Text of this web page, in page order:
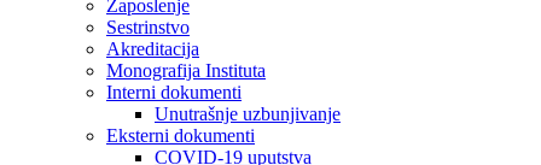
Zaposlenje
Sestrinstvo
Akreditacija
Monografija Instituta
Interni dokumenti
Unutrašnje uzbunjivanje
Eksterni dokumenti
COVID-19 uputstva